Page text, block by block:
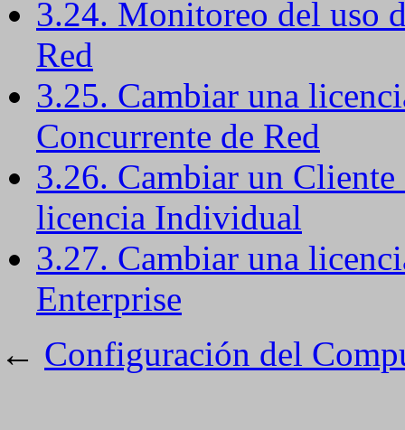
3.24. Monitoreo del uso
Red
3.25. Cambiar una
Concurrente de Red
3.26. Cambiar un Cliente
licencia Individual
3.27. Cambiar una
Enterprise
← Configuración del